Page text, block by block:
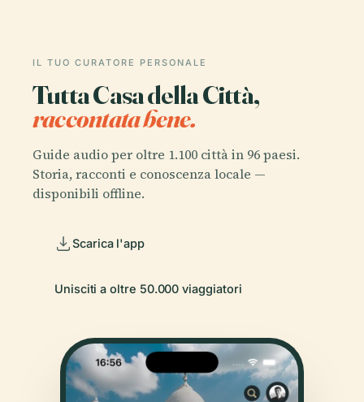
IL TUO CURATORE PERSONALE
Tutta Casa della Città,
raccontata bene.
Guide audio per oltre 1.100 città in 96 paesi.
Storia, racconti e conoscenza locale —
disponibili offline.
Scarica l'app
Unisciti a oltre 50.000 viaggiatori